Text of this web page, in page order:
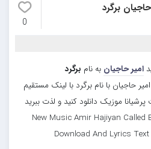
برگرد
0
امیر حاجیان به نام برگرد
حاجیان با نام برگرد با لینک مستقیم
موزیک دانلود کنید و لذت ببرید
New Music Amir Hajiyan Called
Download And Lyrics